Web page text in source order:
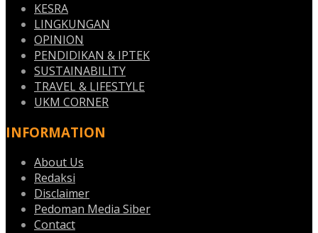
KESRA
LINGKUNGAN
OPINION
PENDIDIKAN & IPTEK
SUSTAINABILITY
TRAVEL & LIFESTYLE
UKM CORNER
INFORMATION
About Us
Redaksi
Disclaimer
Pedoman Media Siber
Contact